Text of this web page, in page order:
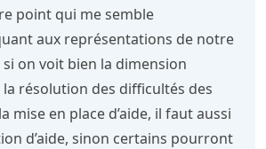
point qui me semble
aux représentations de notre
si on voit bien la dimension
résolution des difficultés des
mise en place d’aide, il faut aussi
d’aide, sinon certains pourront